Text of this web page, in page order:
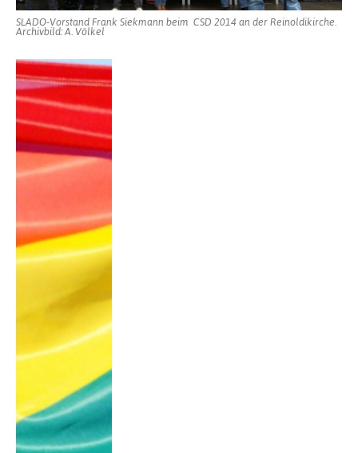
SLADO-Vorstand Frank Siekmann beim CSD 2014 an der Reinoldikirche.
Archivbild: A. Völkel